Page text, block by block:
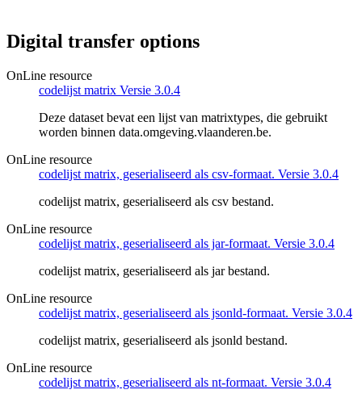
Digital transfer options
OnLine resource
codelijst matrix Versie 3.0.4
Deze dataset bevat een lijst van matrixtypes, die gebruikt
worden binnen data.omgeving.vlaanderen.be.
OnLine resource
codelijst matrix, geserialiseerd als csv-formaat. Versie 3.0.4
codelijst matrix, geserialiseerd als csv bestand.
OnLine resource
codelijst matrix, geserialiseerd als jar-formaat. Versie 3.0.4
codelijst matrix, geserialiseerd als jar bestand.
OnLine resource
codelijst matrix, geserialiseerd als jsonld-formaat. Versie 3.0.4
codelijst matrix, geserialiseerd als jsonld bestand.
OnLine resource
codelijst matrix, geserialiseerd als nt-formaat. Versie 3.0.4